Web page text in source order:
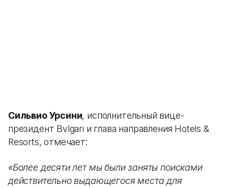
Сильвио Урсини, исполнительный вице-
президент Bvlgari и глава направления Hotels &
Resorts, отмечает:
«Более десяти лет мы были заняты поисками
действительно выдающегося места для